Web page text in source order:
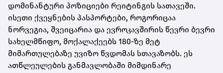
დომინანტური პოზიციები რეიტინგის სათავეში.
ისეთი ქვეყნების პასპორტები, როგორიცაა
ნორვეგია, შვეიცარია და ევროკავშირის წევრი ბევრი
სახელმწიფო, მოქალაქეებს 180-ზე მეტ
მიმართულებაზე უვიზო წვდომას სთავაზობს. ეს
ათწლეულების განმავლობაში მიმდინარე